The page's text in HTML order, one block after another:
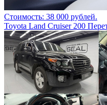
Стоимость: 38 000 рублей.
Toyota Land Cruiser 200